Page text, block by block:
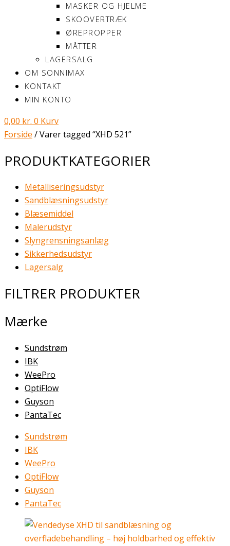
MASKER OG HJELME
SKOOVERTRÆK
ØREPROPPER
MÅTTER
LAGERSALG
OM SONNIMAX
KONTAKT
MIN KONTO
0,00 kr. 0 Kurv
Forside / Varer tagged “XHD 521”
PRODUKTKATEGORIER
Metalliseringsudstyr
Sandblæsningsudstyr
Blæsemiddel
Malerudstyr
Slyngrensningsanlæg
Sikkerhedsudstyr
Lagersalg
FILTRER PRODUKTER
Mærke
Sundstrøm
IBK
WeePro
OptiFlow
Guyson
PantaTec
Sundstrøm
IBK
WeePro
OptiFlow
Guyson
PantaTec